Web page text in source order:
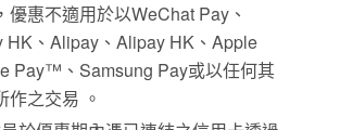
優惠不適用於以WeChat Pay、
HK、Alipay、Alipay HK、Apple
Pay™、Samsung Pay或以任何其
作之交易 。